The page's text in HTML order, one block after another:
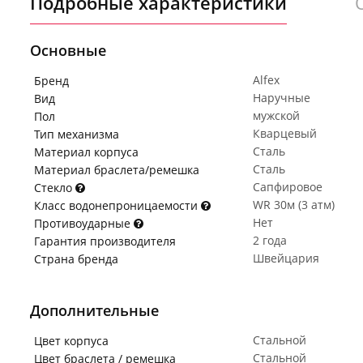
Основные
Бренд
Alfex
Вид
Наручные
Пол
мужской
Тип механизма
Кварцевый
Материал корпуса
Сталь
Материал браслета/ремешка
Сталь
Стекло
Сапфировое
Класс водонепроницаемости
WR 30м (3 атм)
Противоударные
Нет
Гарантия производителя
2 года
Страна бренда
Швейцария
Дополнительные
Цвет корпуса
Стальной
Цвет браслета / ремешка
Стальной